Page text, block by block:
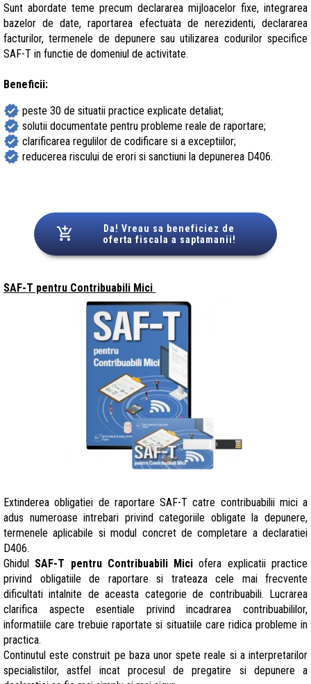
Sunt abordate teme precum declararea mijloacelor fixe, integrarea
bazelor de date, raportarea efectuata de nerezidenti, declararea
facturilor, termenele de depunere sau utilizarea codurilor specifice
SAF-T in functie de domeniul de activitate.
Beneficii:
verified peste 30 de situatii practice explicate detaliat;
verified solutii documentate pentru probleme reale de raportare;
verified clarificarea regulilor de codificare si a exceptiilor;
verified reducerea riscului de erori si sanctiuni la depunerea D406.
Da! Vreau sa beneficiez de
oferta fiscala a saptamanii!
SAF-T pentru Contribuabili Mici
Extinderea obligatiei de raportare SAF-T catre contribuabilii mici a
adus numeroase intrebari privind categoriile obligate la depunere,
termenele aplicabile si modul concret de completare a declaratiei
D406.
Ghidul SAF-T pentru Contribuabili Mici ofera explicatii practice
privind obligatiile de raportare si trateaza cele mai frecvente
dificultati intalnite de aceasta categorie de contribuabili. Lucrarea
clarifica aspecte esentiale privind incadrarea contribuabililor,
informatiile care trebuie raportate si situatiile care ridica probleme in
practica.
Continutul este construit pe baza unor spete reale si a interpretarilor
specialistilor, astfel incat procesul de pregatire si depunere a